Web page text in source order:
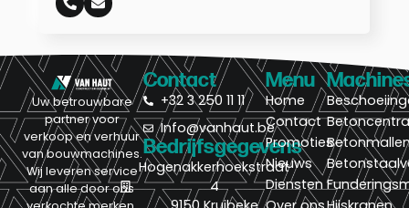
Uw betrouwbare
partner voor
verkoop en verhuur
van bouwmachines.
Wij leveren service
aan alle door ons
Contact
+32 3 250 11 11
Info@vanhaut.be
Bedrijfsgegevens
Hogenakkerhoekstraat
4
Menu
Home
Contact
Promoties
Nieuws
Diensten